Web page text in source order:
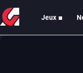
Jeux